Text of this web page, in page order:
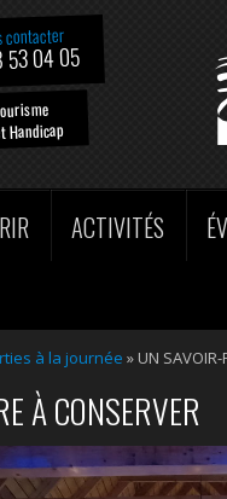
contacter
53 04 05
Handicap
ACTIVITÉS
à la journée » UN SAVOIR-
À CONSERVER